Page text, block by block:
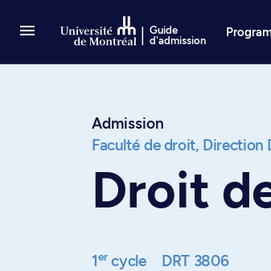
Guide
d'admission
Admission
Faculté de droit, Direction
Droit
1ercycle DRT 3806